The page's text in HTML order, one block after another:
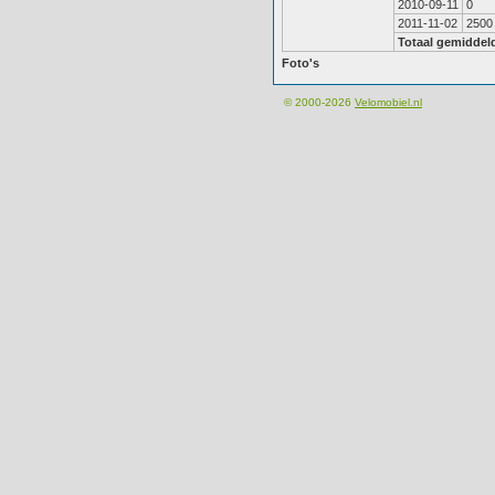
2010-09-11
0
2011-11-02
2500
Totaal
Foto's
© 2000-2026 Velomobiel.nl